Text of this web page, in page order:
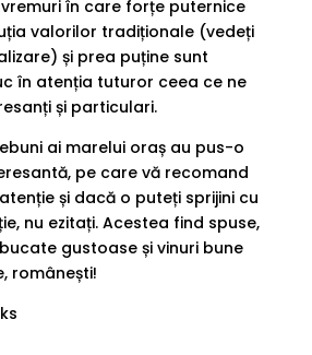
în care forțe puternice
valorilor tradiționale (vedeți
și prea puține sunt
în atenția tuturor ceea ce ne
și particulari.
ai marelui oraș au pus-o
pe care vă recomand
și dacă o puteți sprijini cu
nu ezitați. Acestea find spuse,
gustoase și vinuri bune
românești!